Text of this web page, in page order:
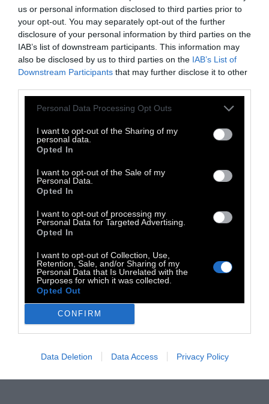
us or personal information disclosed to third parties prior to
your opt-out. You may separately opt-out of the further
disclosure of your personal information by third parties on the
IAB’s list of downstream participants. This information may
also be disclosed by us to third parties on the IAB’s List of
Downstream Participants that may further disclose it to other
Personal Data Processing Opt Outs
I want to opt-out of the Sharing of my
personal data.
Opted In
I want to opt-out of the Sale of my
Personal Data.
Opted In
I want to opt-out of processing my
Personal Data for Targeted Advertising.
Opted In
I want to opt-out of Collection, Use,
Retention, Sale, and/or Sharing of my
Personal Data that Is Unrelated with the
Purposes for which it was collected.
Opted Out
CONFIRM
Data Deletion Data Access Privacy Policy